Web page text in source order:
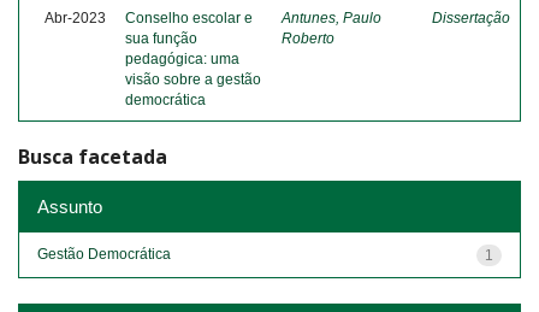
Abr-2023
Conselho escolar e
sua função
pedagógica: uma
visão sobre a gestão
democrática
Antunes, Paulo
Roberto
Dissertação
Busca facetada
Assunto
1
Gestão Democrática